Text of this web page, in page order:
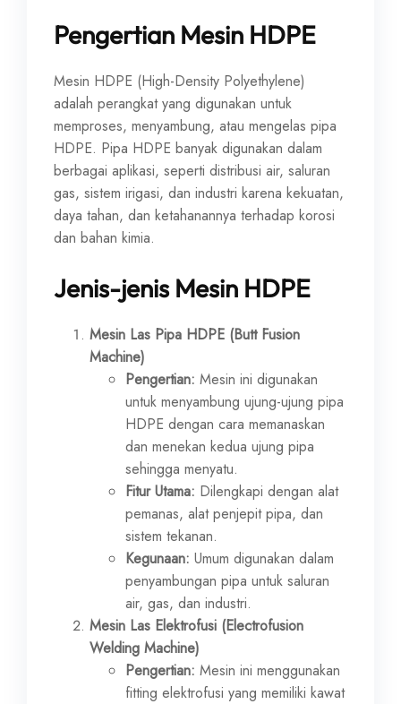
Pengertian Mesin HDPE
Mesin HDPE (High-Density Polyethylene)
adalah perangkat yang digunakan untuk
memproses, menyambung, atau mengelas pipa
HDPE. Pipa HDPE banyak digunakan dalam
berbagai aplikasi, seperti distribusi air, saluran
gas, sistem irigasi, dan industri karena kekuatan,
daya tahan, dan ketahanannya terhadap korosi
dan bahan kimia.
Jenis-jenis Mesin HDPE
Mesin Las Pipa HDPE (Butt Fusion
Machine)
Pengertian: Mesin ini digunakan
untuk menyambung ujung-ujung pipa
HDPE dengan cara memanaskan
dan menekan kedua ujung pipa
sehingga menyatu.
Fitur Utama: Dilengkapi dengan alat
pemanas, alat penjepit pipa, dan
sistem tekanan.
Kegunaan: Umum digunakan dalam
penyambungan pipa untuk saluran
air, gas, dan industri.
Mesin Las Elektrofusi (Electrofusion
Welding Machine)
Pengertian: Mesin ini menggunakan
fitting elektrofusi yang memiliki kawat